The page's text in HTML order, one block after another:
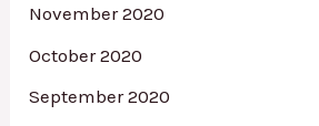
November 2020
October 2020
September 2020